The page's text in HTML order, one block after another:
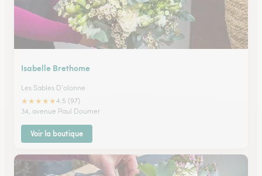
Isabelle Brethome
Les Sables D'olonne
★★★★★4.5 (97)
34, avenue Paul Doumer
Voir la boutique